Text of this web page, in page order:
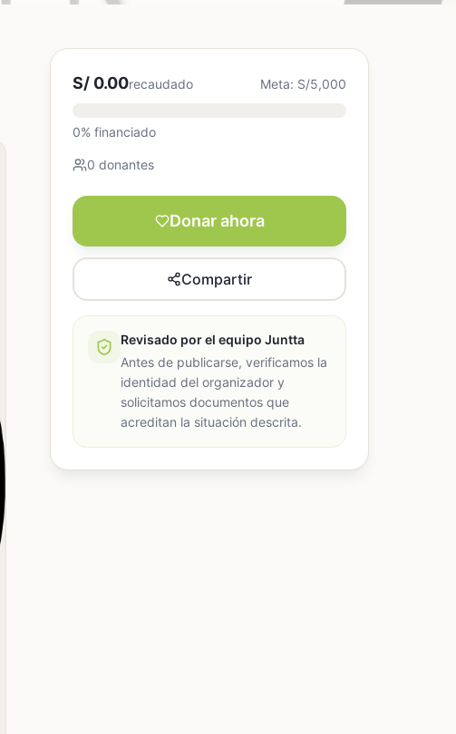
S/ 0.00recaudado Meta: S/5,000
0% financiado
0 donantes
Donar ahora
Compartir
Revisado por el equipo Juntta
Antes de publicarse, verificamos la
identidad del organizador y
solicitamos documentos que
acreditan la situación descrita.